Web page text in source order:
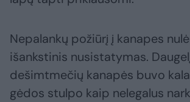
Nepalankų požiūrį į kanapes
išankstinis nusistatymas.
dešimtmečių kanapės buvo
gėdos stulpo kaip nelegalus